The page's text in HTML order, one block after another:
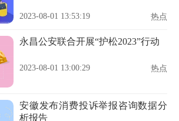
2023-08-01 13:53:19 热点
永昌公安联合开展“护松2023”行动
2023-08-01 13:00:29 热点
安徽发布消费投诉举报咨询数据分
析报告